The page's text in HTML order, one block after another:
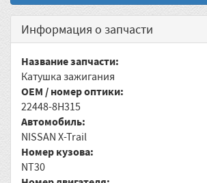
Информация о запчасти
Название запчасти:
Катушка зажигания
OEM / номер оптики:
22448-8H315
Автомобиль:
NISSAN X-Trail
Номер кузова:
NT30